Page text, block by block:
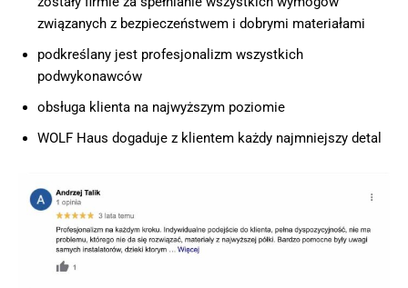
związanych z bezpieczeństwem i dobrymi materiałami
podkreślany jest profesjonalizm wszystkich
podwykonawców
obsługa klienta na najwyższym poziomie
WOLF Haus dogaduje z klientem każdy najmniejszy detal